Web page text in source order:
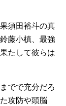
須田裕斗の真
藤小槙、最強
たして彼らは
でで充分だろ
攻防や頭脳